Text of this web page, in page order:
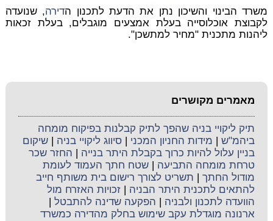
משרד הבינוי והשיכון נתן את הדעת לתכנון הדירה, שנועדה
לקבוצת אוכלוסייה בעלת אמצעים מוגבלים, בעלת זכאות
ליהנות מתכנית "מחיר למתשכן".
מאמרים מקושרים
תיק ליקויי בניה שהפך לתיק קבלנות בפיקוח מומחה
ביהמ"ש
מידות החניון המכני |סיווג ליקויי בניה |שיקום
בניין עלול להיות כרוך בקבלת היתר בנייה
החזר שכר
טרחת מומחה התביעה |שטח חתך העמוד לעומת
מודול החתך
תשריט לצורך רישום בית משותף חייב
להתאים לתכנית היתר הבניה |זכויות האזרח מול
הוועדה לתכנון ולבניה
הפקעה שדינה להתבטל
ארנונה מוגדלת עקב שימוש בחלק מהדירה כמשרד